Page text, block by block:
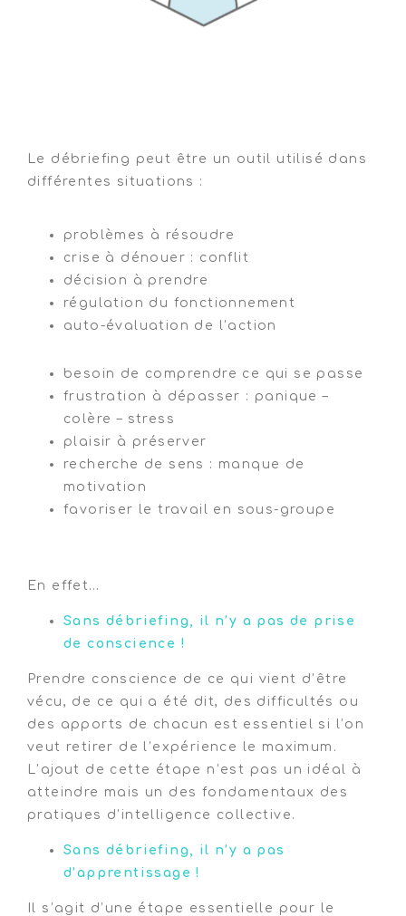
Le débriefing peut être un outil utilisé dans
différentes situations :
problèmes à résoudre
crise à dénouer : conflit
décision à prendre
régulation du fonctionnement
auto-évaluation de l’action
besoin de comprendre ce qui se passe
frustration à dépasser : panique –
colère – stress
plaisir à préserver
recherche de sens : manque de
motivation
favoriser le travail en sous-groupe
En effet…
Sans débriefing, il n’y a pas de prise
de conscience !
Prendre conscience de ce qui vient d’être
vécu, de ce qui a été dit, des difficultés ou
des apports de chacun est essentiel si l’on
veut retirer de l’expérience le maximum.
L’ajout de cette étape n’est pas un idéal à
atteindre mais un des fondamentaux des
pratiques d’intelligence collective.
Sans débriefing, il n’y a pas
d’apprentissage !
Il s’agit d’une étape essentielle pour le